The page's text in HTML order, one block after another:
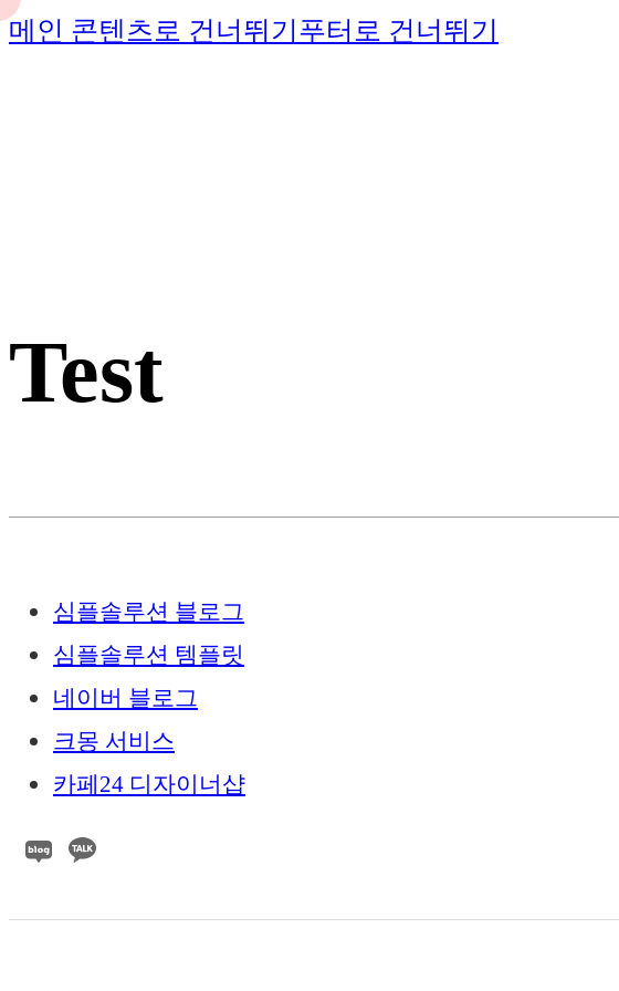
메인 콘텐츠로 건너뛰기 푸터로 건너뛰기
Test
심플솔루션 블로그
심플솔루션 템플릿
네이버 블로그
크몽 서비스
카페24 디자이너샵